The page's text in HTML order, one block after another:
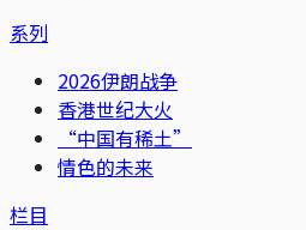
系列
2026伊朗战争
香港世纪大火
“中国有稀土”
情色的未来
栏目